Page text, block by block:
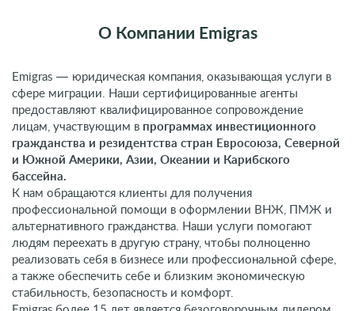
О Компании Emigras
Emigras — юридическая компания, оказывающая услуги в
сфере миграции. Наши сертифицированные агенты
предоставляют квалифицированное сопровождение
лицам, участвующим в программах инвестиционного
гражданства и резидентства стран Евросоюза, Северной
и Южной Америки, Азии, Океании и Карибского
бассейна.
К нам обращаются клиенты для получения
профессиональной помощи в оформлении ВНЖ, ПМЖ и
альтернативного гражданства. Наши услуги помогают
людям переехать в другую страну, чтобы полноценно
реализовать себя в бизнесе или профессиональной сфере,
а также обеспечить себе и близким экономическую
стабильность, безопасность и комфорт.